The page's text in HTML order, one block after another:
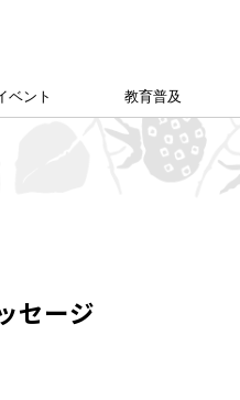
ベント 教育普及
こども夢二新聞
こども学芸員
校外学習について
夢二郷土美術館
ゆめじきょうどびじゅつかん
の
「あいうえお」
セージ